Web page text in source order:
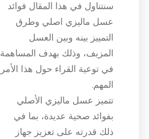
سنتناول في هذا المقال فوائد
عسل ماليزي اصلي وطرق
التمييز بينه وبين العسل
المزيف، وذلك بهدف المساهمة
في توعية القراء حول هذا الأمر
المهم.
تتميز عسل ماليزي الأصلي
بفوائد صحية عديدة، بما في
ذلك قدرته على تعزيز جهاز